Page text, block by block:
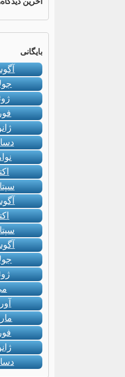
بایگانی
می